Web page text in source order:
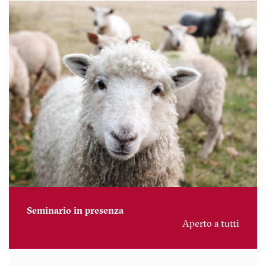
Seminario in presenza
Aperto a tutti